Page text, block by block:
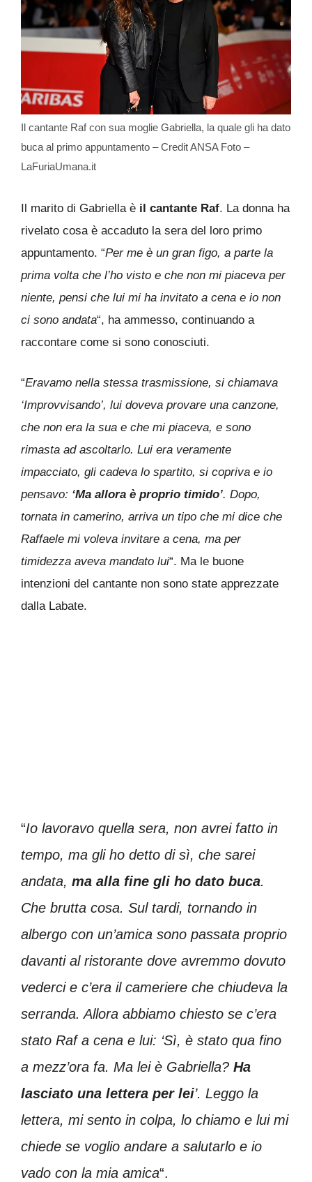
Il cantante Raf con sua moglie Gabriella, la quale gli ha dato
buca al primo appuntamento – Credit ANSA Foto –
LaFuriaUmana.it
Il marito di Gabriella è il cantante Raf. La donna ha
rivelato cosa è accaduto la sera del loro primo
appuntamento. “Per me è un gran figo, a parte la
prima volta che l’ho visto e che non mi piaceva per
niente, pensi che lui mi ha invitato a cena e io non
ci sono andata“, ha ammesso, continuando a
raccontare come si sono conosciuti.
“Eravamo nella stessa trasmissione, si chiamava
‘Improvvisando’, lui doveva provare una canzone,
che non era la sua e che mi piaceva, e sono
rimasta ad ascoltarlo. Lui era veramente
impacciato, gli cadeva lo spartito, si copriva e io
pensavo: ‘Ma allora è proprio timido’. Dopo,
tornata in camerino, arriva un tipo che mi dice che
Raffaele mi voleva invitare a cena, ma per
timidezza aveva mandato lui“. Ma le buone
intenzioni del cantante non sono state apprezzate
dalla Labate.
“Io lavoravo quella sera, non avrei fatto in
tempo, ma gli ho detto di sì, che sarei
andata, ma alla fine gli ho dato buca.
Che brutta cosa. Sul tardi, tornando in
albergo con un’amica sono passata proprio
davanti al ristorante dove avremmo dovuto
vederci e c’era il cameriere che chiudeva la
serranda. Allora abbiamo chiesto se c’era
stato Raf a cena e lui: ‘Sì, è stato qua fino
a mezz’ora fa. Ma lei è Gabriella? Ha
lasciato una lettera per lei’. Leggo la
lettera, mi sento in colpa, lo chiamo e lui mi
chiede se voglio andare a salutarlo e io
vado con la mia amica“.